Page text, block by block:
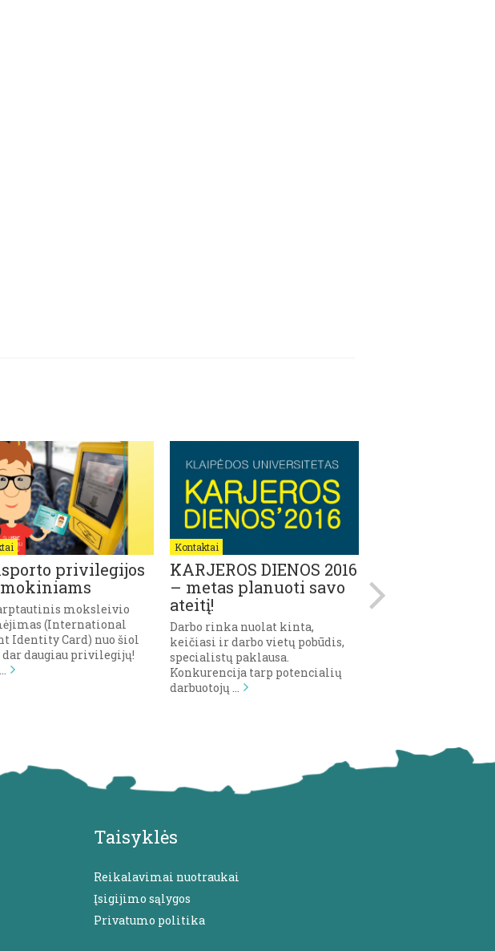
privilegijos
mokiniams
moksleivio
(International
Identity Card) nuo šiol
daugiau privilegijų!
Kontaktai
KARJEROS DIENOS 2016
– metas planuoti savo
ateitį!
Darbo rinka nuolat kinta,
keičiasi ir darbo vietų pobūdis,
specialistų paklausa.
Konkurencija tarp potencialių
darbuotojų …
akimirkos iš
2016
Taisyklės
Reikalavimai nuotraukai
Įsigijimo sąlygos
Privatumo politika